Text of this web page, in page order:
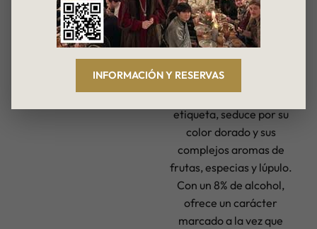
La Chouffe es una cerveza
rubia belga elaborada en
Achouffe, un pequeño
pueblo de las Ardenas
belgas. Reconocible por
su duende rojo en la
etiqueta, seduce por su
color dorado y sus
complejos aromas de
frutas, especias y lúpulo.
Con un 8% de alcohol,
ofrece un carácter
marcado a la vez que
INFORMACIÓN Y RESERVAS